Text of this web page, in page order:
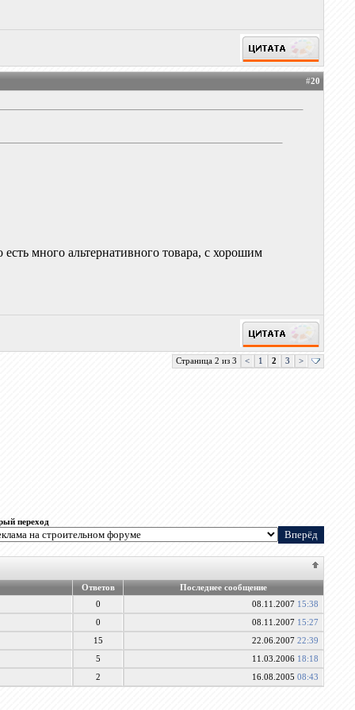
#20
есть много альтернативного товара, с хорошим
Страница 2 из 3 < 1 2 3 >
переход
Ответов
Последнее сообщение
0
08.11.2007 15:38
0 08.11.2007 15:27
15 22.06.200722:39
5 11.03.2006 18:18
2 16.08.200508:43